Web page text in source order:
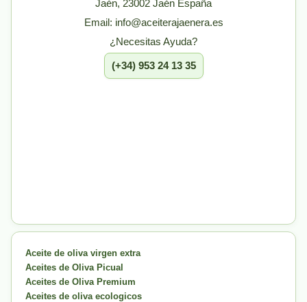
Jaén, 23002 Jaén España
Email: info@aceiterajaenera.es
¿Necesitas Ayuda?
(+34) 953 24 13 35
Aceite de oliva virgen extra
Aceites de Oliva Picual
Aceites de Oliva Premium
Aceites de oliva ecologicos